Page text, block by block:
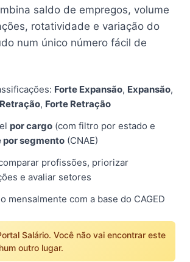
saldo de empregos, volume
rotatividade e variação do
num único número fácil de
Forte Expansão, Expansão,
Retração, Forte Retração
por cargo (com filtro por estado e
por segmento (CNAE)
profissões, priorizar
e avaliar setores
mensalmente com a base do CAGED
Salário. Você não vai encontrar este
outro lugar.